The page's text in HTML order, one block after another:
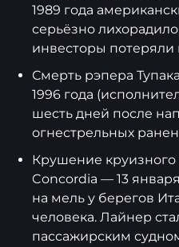
1989 года
серьёзно
инвесторы
Смерть рэпера
1996 года
шесть дней после
огнестрельных
Крушение круизного
Concordia — 13
на мель у берегов
человека. Лайнер
пассажирским